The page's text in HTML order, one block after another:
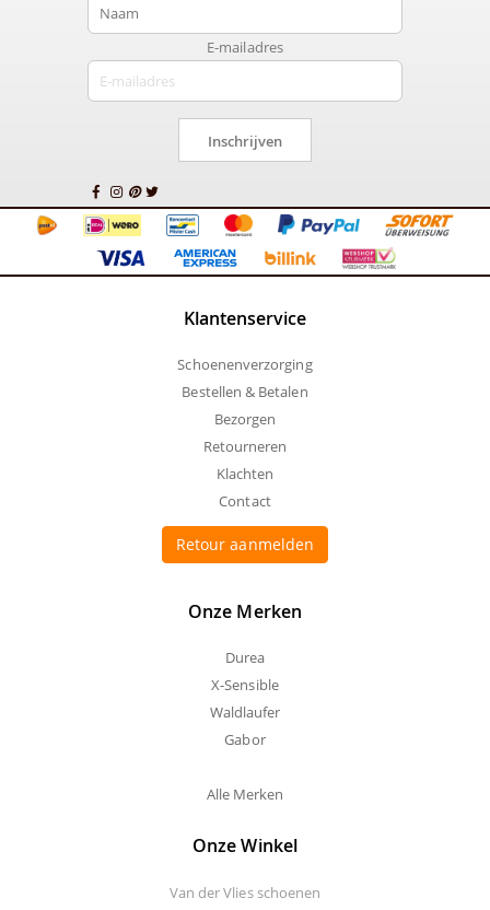
E-mailadres
Inschrijven
Klantenservice
Schoenenverzorging
Bestellen & Betalen
Bezorgen
Retourneren
Klachten
Contact
Retour aanmelden
Onze Merken
Durea
X-Sensible
Waldlaufer
Gabor
Alle Merken
Onze Winkel
Van der Vlies schoenen